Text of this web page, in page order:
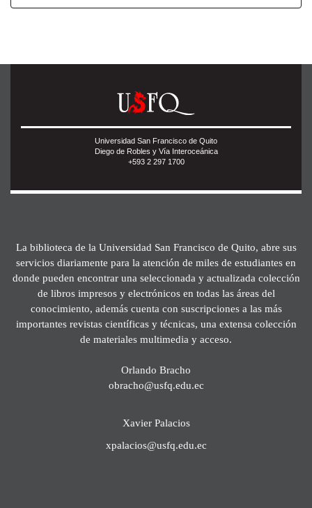
Universidad San Francisco de Quito
Diego de Robles y Vía Interoceánica
+593 2 297 1700
La biblioteca de la Universidad San Francisco de Quito, abre sus
servicios diariamente para la atención de miles de estudiantes en
donde pueden encontrar una seleccionada y actualizada colección
de libros impresos y electrónicos en todas las áreas del
conocimiento, además cuenta con suscripciones a las más
importantes revistas científicas y técnicas, una extensa colección
de materiales multimedia y acceso.
Orlando Bracho
obracho@usfq.edu.ec
Xavier Palacios
xpalacios@usfq.edu.ec